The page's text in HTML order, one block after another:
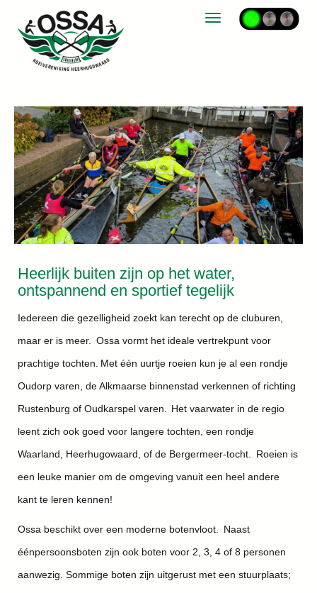
Toggle navigation
Heerlijk buiten zijn op het water,
ontspannend en sportief tegelijk
Iedereen die gezelligheid zoekt kan terecht op de cluburen,
maar er is meer. Ossa vormt het ideale vertrekpunt voor
prachtige tochten. Met één uurtje roeien kun je al een rondje
Oudorp varen, de Alkmaarse binnenstad verkennen of richting
Rustenburg of Oudkarspel varen. Het vaarwater in de regio
leent zich ook goed voor langere tochten, een rondje
Waarland, Heerhugowaard, of de Bergermeer-tocht. Roeien is
een leuke manier om de omgeving vanuit een heel andere
kant te leren kennen!
Ossa beschikt over een moderne botenvloot. Naast
éénpersoonsboten zijn ook boten voor 2, 3, 4 of 8 personen
aanwezig. Sommige boten zijn uitgerust met een stuurplaats;